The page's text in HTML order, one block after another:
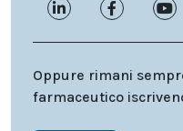
Oppure rimani
farmaceutico